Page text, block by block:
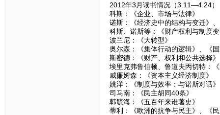
2012年3月读书情况（3.11—4.24）
科斯：《企业、市场与法律》
诺斯：《经济史中的结构与变迁》
科斯、诺斯等：《财产权利与制度
波兰尼：《大转型》
奥尔森：《集体行动的逻辑》、《
斯密德：《财产、权利和公共选择》
埃里克弗鲁伯顿、鲁道夫丙切特：
威廉姆森：《资本主义经济制度》
姚洋：《制度与效率：与诺斯对话》
司马南：《民主胡同40条》
韩毓海：《五百年来谁著史》
蒂利：《欧洲的抗争与民主》、《